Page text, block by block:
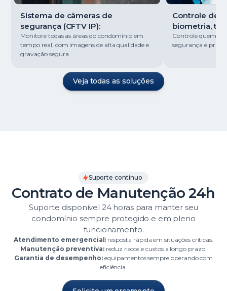
Sistema de câmeras de
segurança (CFTV IP):
Monitore todas as áreas do condomínio em
tempo real, com imagens de alta qualidade e
gravação segura.
Controle de
biometria,
Controle quem
segurança e
Veja todas as soluções
Suporte contínuo
Contrato de Manutenção 24h
Suporte disponível 24 horas para manter seu
condomínio sempre protegido e em pleno
funcionamento.
Atendimento emergencial: resposta rápida em situações críticas.
Manutenção preventiva:reduz riscos e custos a longo prazo.
Garantia de desempenho: equipamentos sempre operando com
eficiência.